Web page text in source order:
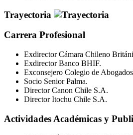
Trayectoria
Carrera Profesional
Exdirector Cámara Chileno
Exdirector Banco BHIF.
Exconsejero Colegio de
Socio Senior Palma.
Director Canon Chile S.A.
Director Itochu Chile S.A.
Actividades Académicas y